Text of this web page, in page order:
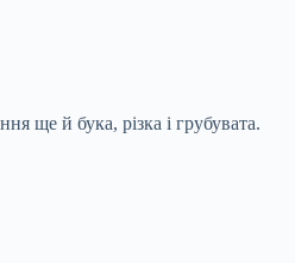
ще й букa, різка і грубувата.